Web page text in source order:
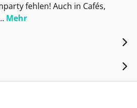
fehlen! Auch in Cafés,
Mehr